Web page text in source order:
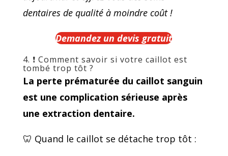
dentaires de qualité à moindre coût !
Demandez un devis gratuit
4. ❗ Comment savoir si votre caillot est
tombé trop tôt ?
La perte prématurée du caillot sanguin
est une complication sérieuse après
une extraction dentaire.
🦷 Quand le caillot se détache trop tôt :